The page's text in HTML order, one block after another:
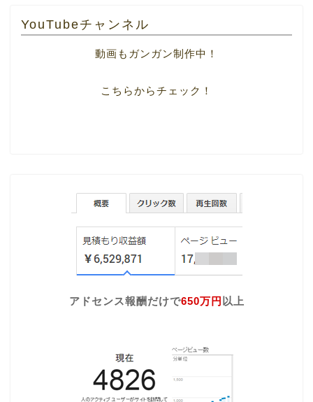
YouTubeチャンネル
動画もガンガン制作中！
こちらからチェック！
アドセンス報酬だけで650万円 以上